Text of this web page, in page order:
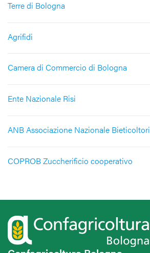
Terre di Bologna
Agrifidi
Camera di Commercio di Bologna
Ente Nazionale Risi
ANB Associazione Nazionale Bieticoltori
COPROB Zuccherificio cooperativo